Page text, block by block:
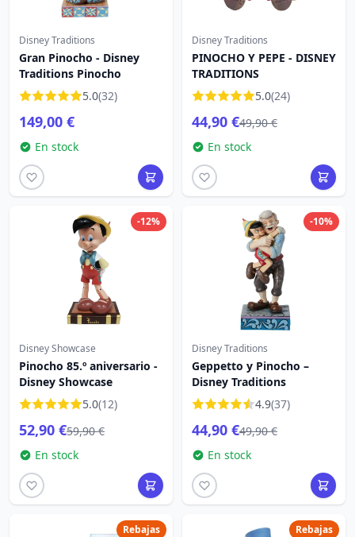
Disney Traditions
Gran Pinocho - Disney
Traditions Pinocho
5.0(32)
149,00 €
En stock
Disney Traditions
PINOCHO Y PEPE - DISNEY
TRADITIONS
5.0(24)
44,90 €49,90 €
En stock
-12%
Disney Showcase
Pinocho 85.º aniversario -
Disney Showcase
5.0(12)
52,90 €59,90 €
En stock
-10%
Disney Traditions
Geppetto y Pinocho –
Disney Traditions
4.9(37)
44,90 €49,90 €
En stock
Rebajas
Rebajas